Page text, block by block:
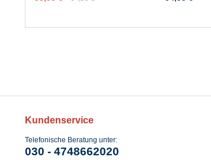
Kundenservice
Telefonische Beratung unter:
030 - 4748662020